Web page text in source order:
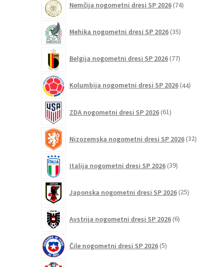
Nemčija nogometni dresi SP 2026 74izdelkov
Mehika nogometni dresi SP 2026 35izdelkov
Belgija nogometni dresi SP 2026 77izdelkov
Kolumbija nogometni dresi SP 2026 44izdelkov
ZDA nogometni dresi SP 2026 61izdelkov
Nizozemska nogometni dresi SP 2026 32izdelkov
Italija nogometni dresi SP 2026 39izdelkov
Japonska nogometni dresi SP 2026 25izdelkov
Avstrija nogometni dresi SP 2026 6izdelkov
Čile nogometni dresi SP 2026 5izdelkov